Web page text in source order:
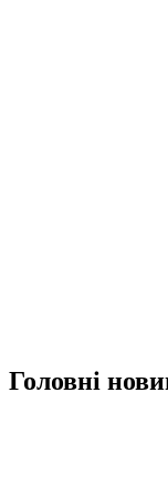
Головні